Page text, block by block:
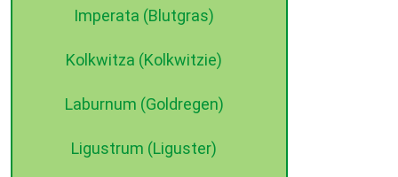
Imperata (Blutgras)
Kolkwitza (Kolkwitzie)
Laburnum (Goldregen)
Ligustrum (Liguster)